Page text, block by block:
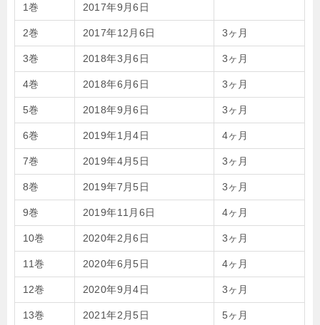
1巻 2017年9月6日
2巻 2017年12月6日 3ヶ月
3巻 2018年3月6日 3ヶ月
4巻 2018年6月6日 3ヶ月
5巻 2018年9月6日 3ヶ月
6巻 2019年1月4日 4ヶ月
7巻 2019年4月5日 3ヶ月
8巻 2019年7月5日 3ヶ月
9巻 2019年11月6日 4ヶ月
10巻 2020年2月6日 3ヶ月
11巻 2020年6月5日 4ヶ月
12巻 2020年9月4日 3ヶ月
13巻 2021年2月5日 5ヶ月